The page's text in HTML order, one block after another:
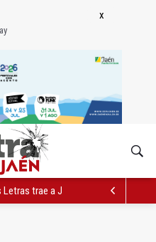
Letras trae a Jaén al filósofo Omar